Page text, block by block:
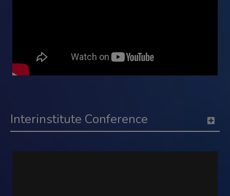
Interinstitute Conference